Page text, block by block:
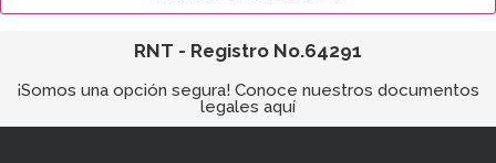
RNT - Registro No.64291
¡Somos una opción segura! Conoce nuestros documentos
legales aquí